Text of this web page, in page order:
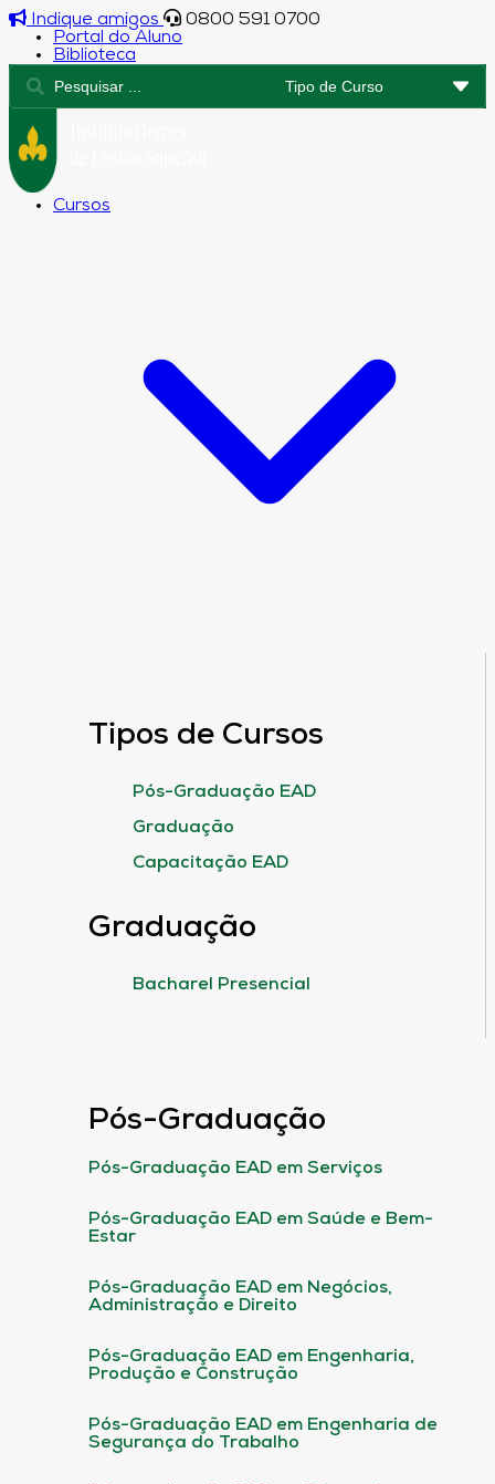
Indique amigos
0800 591 0700
Portal do Aluno
Biblioteca
Cursos
Tipos de Cursos
Pós-Graduação EAD
Graduação
Capacitação EAD
Graduação
Bacharel Presencial
Pós-Graduação
Pós-Graduação EAD em Serviços
Pós-Graduação EAD em Saúde e Bem-
Estar
Pós-Graduação EAD em Negócios,
Administração e Direito
Pós-Graduação EAD em Engenharia,
Produção e Construção
Pós-Graduação EAD em Engenharia de
Segurança do Trabalho